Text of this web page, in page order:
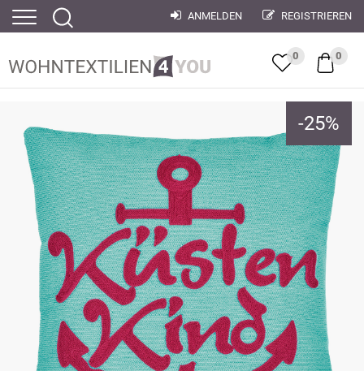
ANMELDEN REGISTRIEREN
0 0
-25%